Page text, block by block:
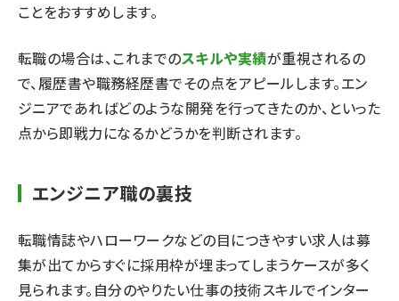
ことをおすすめします。
転職の場合は、これまでのスキルや実績が重視されるの
で、履歴書や職務経歴書でその点をアピールします。エン
ジニアであればどのような開発を行ってきたのか、といった
点から即戦力になるかどうかを判断されます。
エンジニア職の裏技
転職情誌やハローワークなどの目につきやすい求人は募
集が出てからすぐに採用枠が埋まってしまうケースが多く
見られます。自分のやりたい仕事の技術スキルでインター